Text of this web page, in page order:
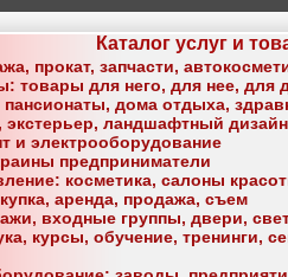
Каталог услуг и
прокат, запчасти,
товары для него, для нее, для
пансионаты, дома отдыха,
экстерьер, ландшафтный дизайн
и электрооборудование
предприниматели
косметика, салоны
аренда, продажа, съем
входные группы, двери,
курсы, обучение, тренинги,